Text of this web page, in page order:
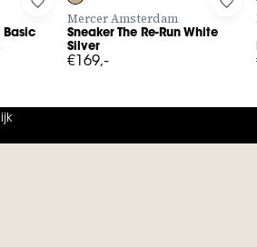
Basic Top Met Ronde
Basic
Log in to add Sneaker The Re-
Mercer Amsterdam
Sneaker The Re-Run White
Silver
€169,-
Log
reviews